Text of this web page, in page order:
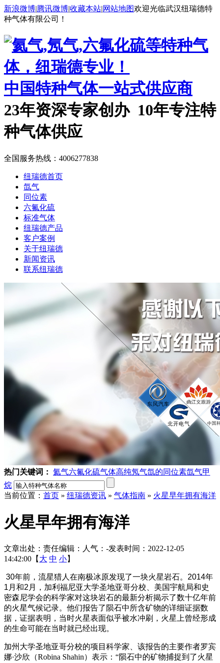
新浪微博|腾讯微博|收藏本站|网站地图欢迎光临武汉纽瑞德特
种气体有限公司！
中国特种气体一站式供应商
23年资深专家创办 10年专注特
种气体供应
全国服务热线： 4006277838
纽瑞德首页
氙气
同位素
六氟化硫
标准气体
纽瑞德产品
客户案例
关于纽瑞德
新闻资讯
联系纽瑞德
热门关键词： 氦气六氟化硫气体高纯氖气氙的同位素氙气甲
烷
当前位置： 首页 » 纽瑞德资讯 » 气体指南 » 火星早年拥有海洋
火星早年拥有海洋
文章出处： 责任编辑： 人气： -发表时间：2022-12-05
14:42:00【 大 中 小】
30年前，流星猎人在南极冰原发现了一块火星岩石。2014年
1月和2月，加利福尼亚大学圣地亚哥分校、美国宇航局和史
密森尼学会的科学家对这块岩石的最新分析揭示了数十亿年前
的火星气候记录。他们报告了陨石中所含矿物的详细证据数
据，证据表明，当时火星表面似乎被水冲刷，火星上曾经形成
的生命可能在当时就已经出现。
加州大学圣地亚哥分校的项目科学家、该报告的主要作者罗宾
娜·沙欣（Robina Shahin）表示：“陨石中的矿物捕捉到了火星